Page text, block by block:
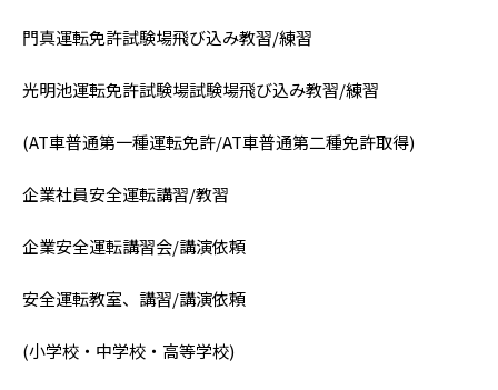
門真運転免許試験場飛び込み教習/練習
光明池運転免許試験場試験場飛び込み教習/練習
(AT車普通第一種運転免許/AT車普通第二種免許取得)
企業社員安全運転講習/教習
企業安全運転講習会/講演依頼
安全運転教室、講習/講演依頼
(小学校・中学校・高等学校)